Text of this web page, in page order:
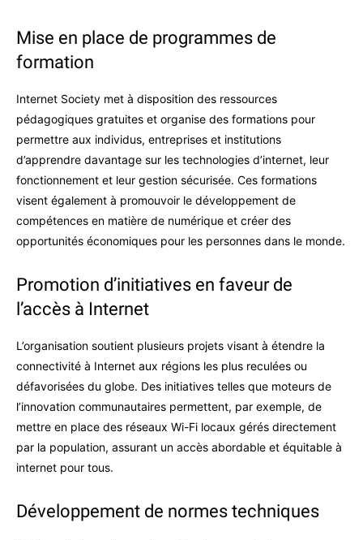
Mise en place de programmes de
formation
Internet Society met à disposition des ressources
pédagogiques gratuites et organise des formations pour
permettre aux individus, entreprises et institutions
d’apprendre davantage sur les technologies d’internet, leur
fonctionnement et leur gestion sécurisée. Ces formations
visent également à promouvoir le développement de
compétences en matière de numérique et créer des
opportunités économiques pour les personnes dans le monde.
Promotion d’initiatives en faveur de
l’accès à Internet
L’organisation soutient plusieurs projets visant à étendre la
connectivité à Internet aux régions les plus reculées ou
défavorisées du globe. Des initiatives telles que moteurs de
l’innovation communautaires permettent, par exemple, de
mettre en place des réseaux Wi-Fi locaux gérés directement
par la population, assurant un accès abordable et équitable à
internet pour tous.
Développement de normes techniques